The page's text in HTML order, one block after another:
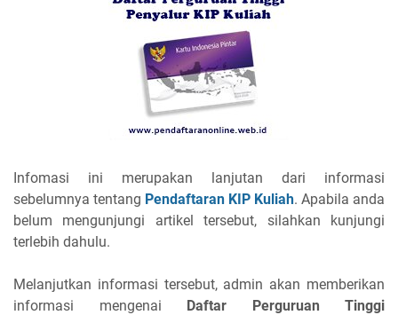
Infomasi ini merupakan lanjutan dari informasi
sebelumnya tentang Pendaftaran KIP Kuliah. Apabila anda
belum mengunjungi artikel tersebut, silahkan kunjungi
terlebih dahulu.
Melanjutkan informasi tersebut, admin akan memberikan
informasi mengenai Daftar Perguruan Tinggi